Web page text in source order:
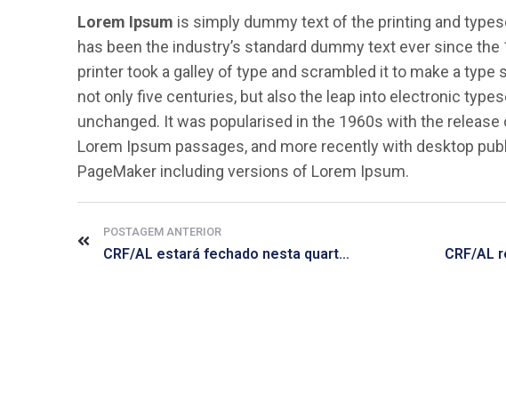
Lorem Ipsum is simply dummy text of the printing and
has been the industry’s standard dummy text ever since the
printer took a galley of type and scrambled it to make a type
not only five centuries, but also the leap into electronic
unchanged. It was popularised in the 1960s with the
Lorem Ipsum passages, and more recently with desktop
PageMaker including versions of Lorem Ipsum.
POSTAGEM ANTERIOR
CRF/AL estará fechado nesta quarta-feira, 08
CRF-AL reforça importância do
farmacêutico em nova resolução
da Anvisa sobre medicamentos à
29 de janeiro de 2026